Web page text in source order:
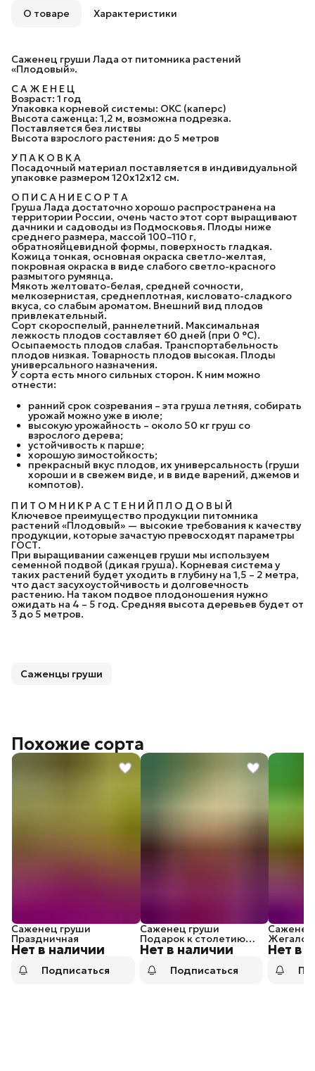
О товаре Характеристики
Саженец груши Лада от питомника растений
«Плодовый».
С А Ж Е Н Е Ц
Возраст: 1 год
Упаковка корневой системы: ОКС (каперс)
Высота саженца: 1,2 м, возможна подрезка.
Поставляется без листвы
Высота взрослого растения: до 5 метров
У П А К О В К А
Посадочный материал поставляется в индивидуальной
упаковке размером 120х12х12 см.
О П И С А Н И Е С О Р Т А
Груша Лада достаточно хорошо распространена на
территории России, очень часто этот сорт выращивают
дачники и садоводы из Подмосковья. Плоды ниже
среднего размера, массой 100–110 г,
обратнояйцевидной формы, поверхность гладкая.
Кожица тонкая, основная окраска светло-желтая,
покровная окраска в виде слабого светло-красного
размытого румянца.
Мякоть желтовато-белая, средней сочности,
мелкозернистая, среднеплотная, кисловато-сладкого
вкуса, со слабым ароматом. Внешний вид плодов
привлекательный.
Сорт скороспелый, раннелетний. Максимальная
лежкость плодов составляет 60 дней (при 0 °С).
Осыпаемость плодов слабая. Транспортабельность
плодов низкая. Товарность плодов высокая. Плоды
универсального назначения.
У сорта есть много сильных сторон. К ним можно
отнести:
ранний срок созревания – эта груша летняя, собирать
урожай можно уже в июле;
высокую урожайность – около 50 кг груш со
взрослого дерева;
устойчивость к парше;
хорошую зимостойкость;
прекрасный вкус плодов, их универсальность (груши
хороши и в свежем виде, и в виде варений, джемов и
компотов).
П И Т О М Н И К Р А С Т Е Н И Й П Л О Д О В Ы Й
Ключевое преимущество продукции питомника
растений «Плодовый» — высокие требования к качеству
продукции, которые зачастую превосходят параметры
ГОСТ.
При выращивании саженцев груши мы используем
семенной подвой (дикая груша). Корневая система у
таких растений будет уходить в глубину на 1,5 – 2 метра,
что даст засухоустойчивость и долговечность
растению. На таком подвое плодоношения нужно
ожидать на 4 – 5 год. Средняя высота деревьев будет от
3 до 5 метров.
Саженцы груши
Похожие сорта
Нет в наличии
Саженец груши
Праздничная
Подписаться
Нет в наличии
Саженец груши
Подарок к столетию
Мичурина
Подписаться
Нет в
Саженец